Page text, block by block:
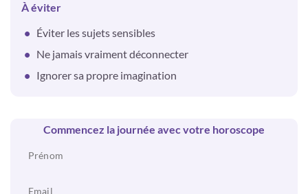
À éviter
Éviter les sujets sensibles
Ne jamais vraiment déconnecter
Ignorer sa propre imagination
Commencez la journée avec votre horoscope